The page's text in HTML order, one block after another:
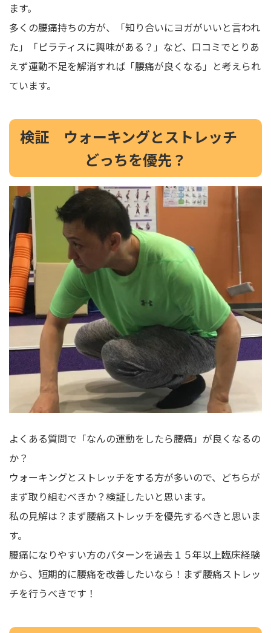
ます。
多くの腰痛持ちの方が、「知り合いにヨガがいいと言われ
た」「ピラティスに興味がある？」など、口コミでとりあ
えず運動不足を解消すれば「腰痛が良くなる」と考えられ
ています。
検証 ウォーキングとストレッチ
どっちを優先？
よくある質問で「なんの運動をしたら腰痛」が良くなるの
か？
ウォーキングとストレッチをする方が多いので、どちらが
まず取り組むべきか？検証したいと思います。
私の見解は？まず腰痛ストレッチを優先するべきと思いま
す。
腰痛になりやすい方のパターンを過去１５年以上臨床経験
から、短期的に腰痛を改善したいなら！まず腰痛ストレッ
チを行うべきです！